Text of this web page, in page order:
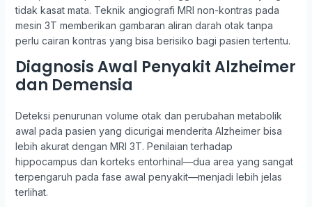
tidak kasat mata. Teknik angiografi MRI non-kontras pada
mesin 3T memberikan gambaran aliran darah otak tanpa
perlu cairan kontras yang bisa berisiko bagi pasien tertentu.
Diagnosis Awal Penyakit Alzheimer
dan Demensia
Deteksi penurunan volume otak dan perubahan metabolik
awal pada pasien yang dicurigai menderita Alzheimer bisa
lebih akurat dengan MRI 3T. Penilaian terhadap
hippocampus dan korteks entorhinal—dua area yang sangat
terpengaruh pada fase awal penyakit—menjadi lebih jelas
terlihat.